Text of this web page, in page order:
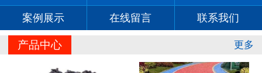
在线留言
案例展示 在线留言 联系我们
更多
产品中心